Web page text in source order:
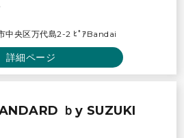
中央区万代島2-2 ﾋﾟｱBandai
詳細ページ
ｂy SUZUKI